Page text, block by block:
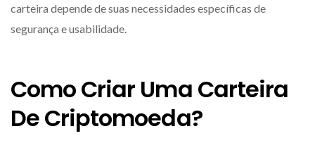
carteira depende de suas necessidades específicas de
segurança e usabilidade.
Como Criar Uma Carteira
De Criptomoeda?